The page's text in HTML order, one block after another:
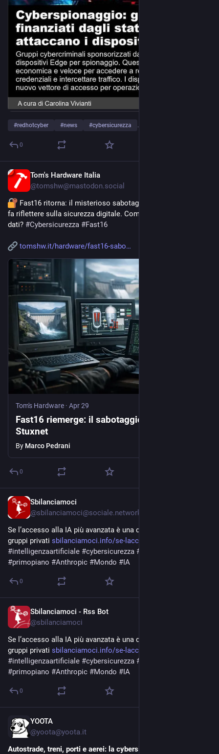
#redhotcyber #news #cybersicurezza …and 3 more
0
Tom's Hardware Italia
@tomshw@mastodon.social
Fast16 ritorna: il misterioso sabotaggio pre-Stuxnet che ci
fa riflettere sulla sicurezza digitale. Come proteggere i nostri
dati? #Cybersicurezza #Fast16
tomshw.it/hardware/fast16-sabo
Tom's Hardware · Apr 29
Fast16 riemerge: il sabotaggio prima di
Stuxnet
By Marco Pedrani
0
Sbilanciamoci
@sbilanciamoci@sociale.network
Se l’accesso alla IA più avanzata è una questione tra grandi
gruppi privati sbilanciamoci.info/se-laccesso
#intelligenzaartificiale #cybersicurezza #
#primopiano #Anthropic #Mondo #IA
0
Sbilanciamoci - Rss Bot
@sbilanciamoci
Se l’accesso alla IA più avanzata è una questione tra grandi
gruppi privati sbilanciamoci.info/se-laccesso
#intelligenzaartificiale #cybersicurezza #
#primopiano #Anthropic #Mondo #IA
0
YOOTA
@yoota@yoota.it
Autostrade, treni, porti e aerei: la cybersicurezza dei trasporti